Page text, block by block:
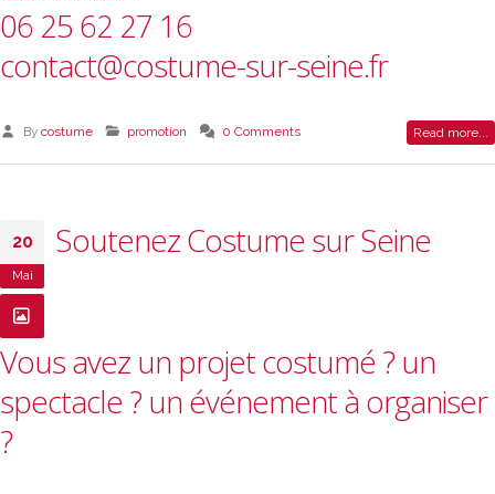
06 25 62 27 16
contact@costume-sur-seine.fr
By costume promotion 0 Comments Read more...
20
Mai
Soutenez Costume sur Seine
Vous avez un projet costumé ? un
spectacle ? un événement à organiser
?